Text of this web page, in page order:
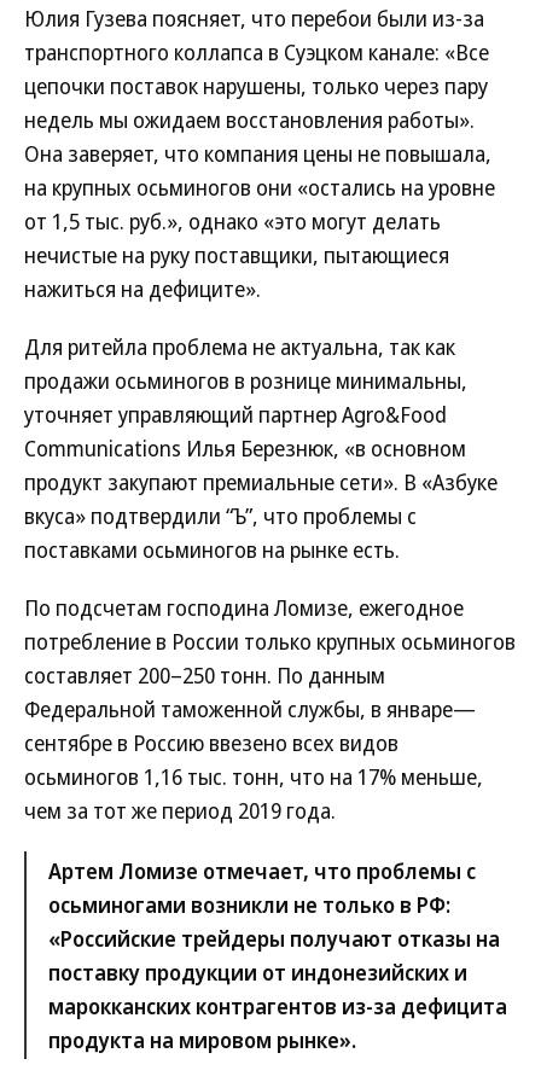
Юлия Гузева поясняет, что перебои были из-за
транспортного коллапса в Суэцком канале: «Все
цепочки поставок нарушены, только через пару
недель мы ожидаем восстановления работы».
Она заверяет, что компания цены не повышала,
на крупных осьминогов они «остались на уровне
от 1,5 тыс. руб.», однако «это могут делать
нечистые на руку поставщики, пытающиеся
нажиться на дефиците».
Для ритейла проблема не актуальна, так как
продажи осьминогов в рознице минимальны,
уточняет управляющий партнер Agro&Food
Communications Илья Березнюк, «в основном
продукт закупают премиальные сети». В «Азбуке
вкуса» подтвердили “Ъ”, что проблемы с
поставками осьминогов на рынке есть.
По подсчетам господина Ломизе, ежегодное
потребление в России только крупных осьминогов
составляет 200–250 тонн. По данным
Федеральной таможенной службы, в январе—
сентябре в Россию ввезено всех видов
осьминогов 1,16 тыс. тонн, что на 17% меньше,
чем за тот же период 2019 года.
Артем Ломизе отмечает, что проблемы с
осьминогами возникли не только в РФ:
«Российские трейдеры получают отказы на
поставку продукции от индонезийских и
марокканских контрагентов из-за дефицита
продукта на мировом рынке».